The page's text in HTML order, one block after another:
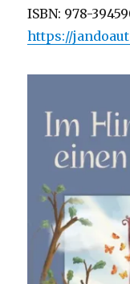
ISBN: 978-
https://